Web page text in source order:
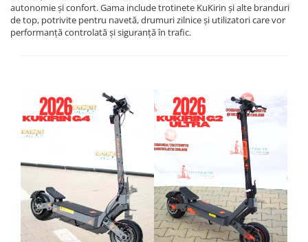
autonomie și confort. Gama include trotinete KuKirin și alte branduri
de top, potrivite pentru navetă, drumuri zilnice și utilizatori care vor
performanță controlată și siguranță în trafic.